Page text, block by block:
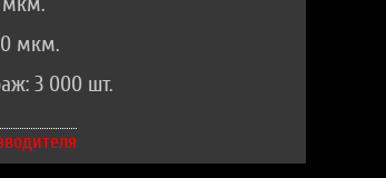
мкм.
3 000 шт.